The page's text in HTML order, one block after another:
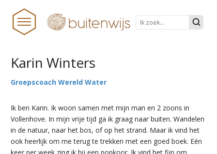
Karin Winters
Groepscoach Wereld Water
Ik ben Karin. Ik woon samen met mijn man en 2 zoons in
Vollenhove. In mijn vrije tijd ga ik graag naar buiten. Wandelen
in de natuur, naar het bos, of op het strand. Maar ik vind het
ook heerlijk om me terug te trekken met een goed boek. Eén
BUITENWIJS
TEAM